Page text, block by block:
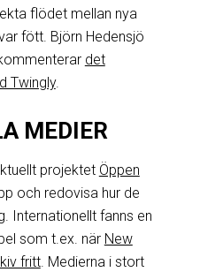
flödet mellan nya
fött. Björn Hedensjö
det
Twingly.
MEDIER
projektet Öppen
och redovisa hur de
Internationellt fanns en
som t.ex. när New
fritt. Medierna i stort